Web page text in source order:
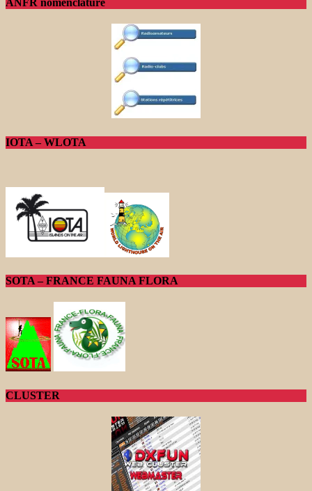
ANFR nomenclature
IOTA – WLOTA
SOTA – FRANCE FAUNA FLORA
CLUSTER